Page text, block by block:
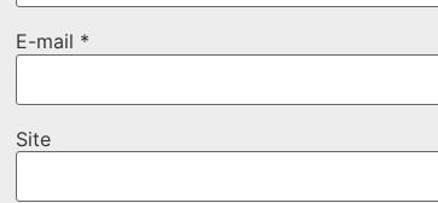
E-mail *
Site